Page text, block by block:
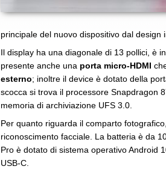
principale del nuovo dispositivo dal design
Il display ha una diagonale di 13 pollici, è
presente anche una porta micro-HDMI
esterno; inoltre il device è dotato della
scocca si trova il processore Snapdragon
memoria di archiviazione UFS 3.0.
Per quanto riguarda il comparto
riconoscimento facciale. La batteria è da
Pro è dotato di sistema operativo Android
USB-C.